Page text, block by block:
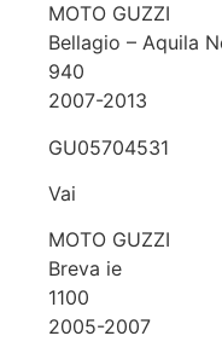
MOTO GUZZI
Bellagio – Aquila
940
2007-2013
GU05704531
Vai
MOTO GUZZI
Breva ie
1100
2005-2007